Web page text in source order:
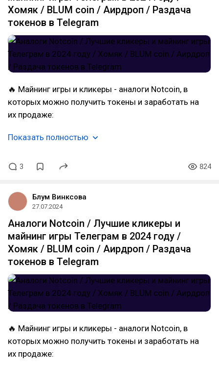
Хомяк / BLUM coin / Аирдроп / Раздача
токенов в Telegram
🔥 Майнинг игры и кликеры - аналоги Notcoin, в
которых можно получить токены и заработать на
их продаже:
Показать полностью
3 824
Блум Винксова
27.07.2024
Аналоги Notcoin / Лучшие кликеры и
майнинг игры Телеграм в 2024 году /
Хомяк / BLUM coin / Аирдроп / Раздача
токенов в Telegram
🔥 Майнинг игры и кликеры - аналоги Notcoin, в
которых можно получить токены и заработать на
их продаже: